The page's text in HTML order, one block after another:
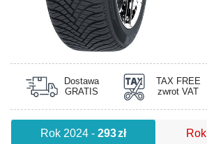
Dostawa
GRATIS
TAX FREE
zwrot VAT
Rok 2024 -293zł